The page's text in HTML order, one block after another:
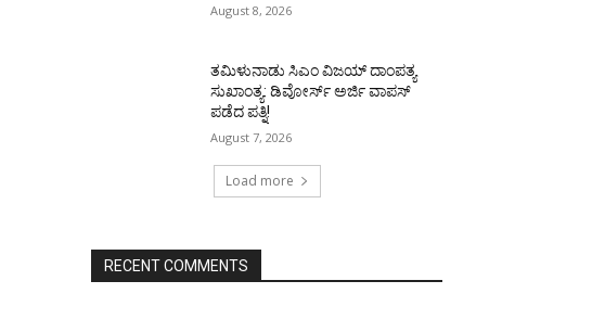
August 8, 2026
ತಮಿಳುನಾಡು ಸಿಎಂ ವಿಜಯ್‌ ದಾಂಪತ್ಯ
ಸುಖಾಂತ್ಯ: ಡಿವೋರ್ಸ್‌ ಅರ್ಜಿ ವಾಪಸ್‌
ಪಡೆದ ಪತ್ನಿ!
August 7, 2026
Load more
RECENT COMMENTS